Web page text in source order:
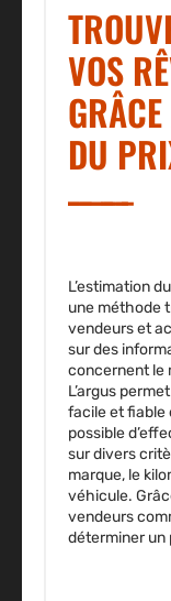
VOS
DU
L’estimation
une méthode
vendeurs et
sur des
concernent le
L’argus
facile et fiable
possible
sur divers
marque, le
véhicule.
vendeurs
déterminer un